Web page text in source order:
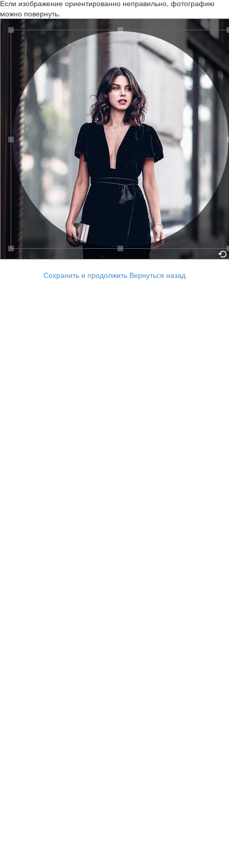
Если изображение ориентированно неправильно, фотографию
можно повернуть.
Сохранить и продолжить Вернуться назад